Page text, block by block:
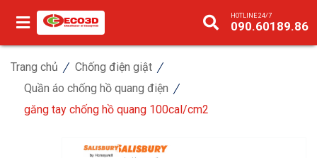
HOTLINE 24/7
090.60189.86
Trang chủ
Chống điện giật
Quần áo chống hồ quang điện
găng tay chống hồ quang 100cal/cm2